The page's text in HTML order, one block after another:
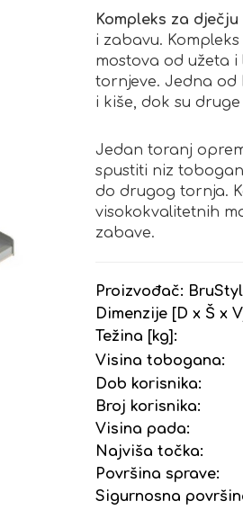
Kompleks za dječju
i zabavu.
mostova od užeta i
tornjeve. Jedna od
i kiše, dok su
Jedan toranj
spustiti niz
do drugog tornja.
visokokvalitetnih
zabave.
Proizvođač:
Dimenzije [D x Š x
Težina [kg]:
Visina tobogana:
Dob korisnika:
Broj korisnika:
Visina pada:
Najviša točka:
Površina sprave:
Sigurnosna